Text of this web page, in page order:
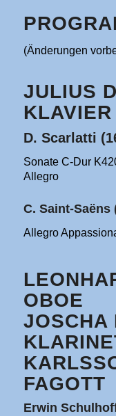
(Änderungen
JULIUS
KLAVIER
D. Scarlatti
Sonate C-Dur
Allegro
C. Saint-Saëns
Allegro
OBOE
JOSCHA
FAGOTT
Erwin